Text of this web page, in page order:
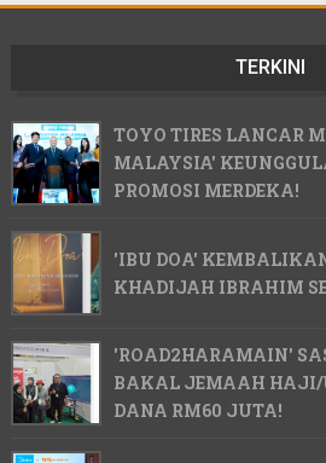
TERKINI
TOYO TIRES LANCAR
MALAYSIA'
PROMOSI MERDEKA!
'IBU DOA'
KHADIJAH IBRAHIM
'ROAD2HARAMAIN'
BAKAL JEMAAH HAJI/
DANA RM60 JUTA!